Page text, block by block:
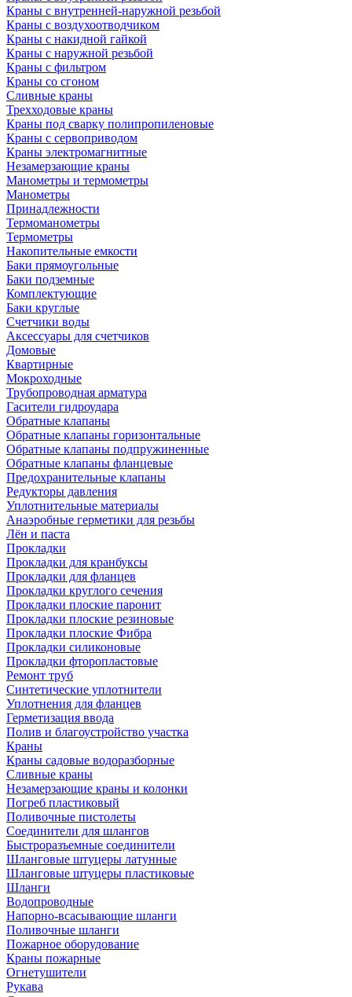
Краны с внутренней-наружной резьбой
Краны с воздухоотводчиком
Краны с накидной гайкой
Краны с наружной резьбой
Краны с фильтром
Краны со сгоном
Сливные краны
Трехходовые краны
Краны под сварку полипропиленовые
Краны с сервоприводом
Краны электромагнитные
Незамерзающие краны
Манометры и термометры
Манометры
Принадлежности
Термоманометры
Термометры
Накопительные емкости
Баки прямоугольные
Баки подземные
Комплектующие
Баки круглые
Счетчики воды
Аксессуары для счетчиков
Домовые
Квартирные
Мокроходные
Трубопроводная арматура
Гасители гидроудара
Обратные клапаны
Обратные клапаны горизонтальные
Обратные клапаны подпружиненные
Обратные клапаны фланцевые
Предохранительные клапаны
Редукторы давления
Уплотнительные материалы
Анаэробные герметики для резьбы
Лён и паста
Прокладки
Прокладки для кранбуксы
Прокладки для фланцев
Прокладки круглого сечения
Прокладки плоские паронит
Прокладки плоские резиновые
Прокладки плоские Фибра
Прокладки силиконовые
Прокладки фторопластовые
Ремонт труб
Синтетические уплотнители
Уплотнения для фланцев
Герметизация ввода
Полив и благоустройство участка
Краны
Краны садовые водоразборные
Сливные краны
Незамерзающие краны и колонки
Погреб пластиковый
Поливочные пистолеты
Соединители для шлангов
Быстроразъемные соединители
Шланговые штуцеры латунные
Шланговые штуцеры пластиковые
Шланги
Водопроводные
Напорно-всасывающие шланги
Поливочные шланги
Пожарное оборудование
Краны пожарные
Огнетушители
Рукава